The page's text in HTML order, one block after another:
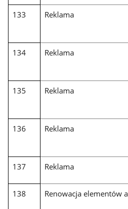
133 Reklama
134 Reklama
135 Reklama
136 Reklama
137 Reklama
138 Renowacja elementów